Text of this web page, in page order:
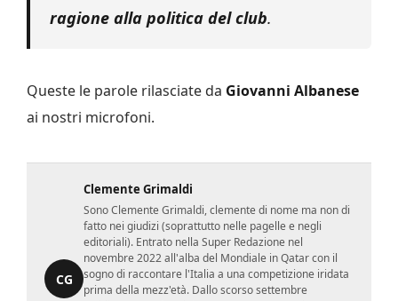
ragione alla politica del club.
Queste le parole rilasciate da Giovanni Albanese
ai nostri microfoni.
CG
Clemente Grimaldi
Sono Clemente Grimaldi, clemente di nome ma non di
fatto nei giudizi (soprattutto nelle pagelle e negli
editoriali). Entrato nella Super Redazione nel
novembre 2022 all'alba del Mondiale in Qatar con il
sogno di raccontare l'Italia a una competizione iridata
prima della mezz'età. Dallo scorso settembre